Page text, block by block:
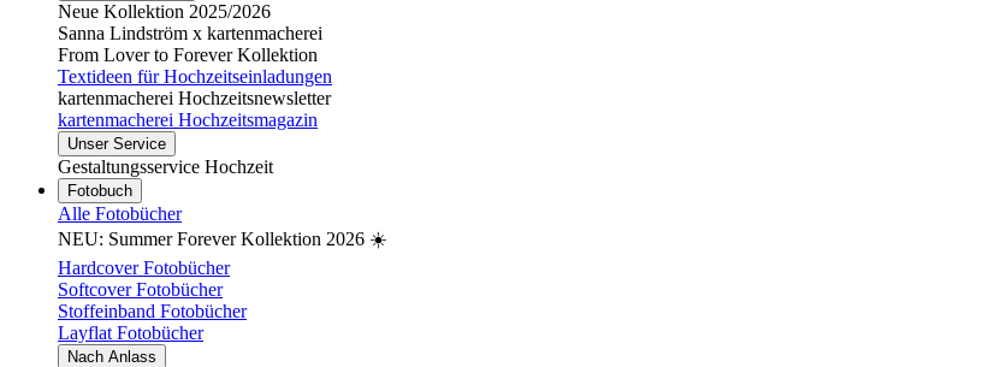
Neue Kollektion 2025/2026
Sanna Lindström x kartenmacherei
From Lover to Forever Kollektion
Textideen für Hochzeitseinladungen
kartenmacherei Hochzeitsnewsletter
kartenmacherei Hochzeitsmagazin
Unser Service
Gestaltungsservice Hochzeit
Fotobuch
Alle Fotobücher
NEU: Summer Forever Kollektion 2026 ☀️
Hardcover Fotobücher
Softcover Fotobücher
Stoffeinband Fotobücher
Layflat Fotobücher
Nach Anlass